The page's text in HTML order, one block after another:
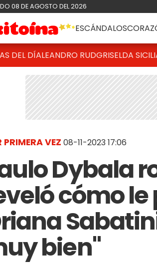
08 DE AGOSTO DEL 2026
ESCÁNDALOS
DEL DÍALEANDRO RUDGRISELDA
PRIMERA VEZ 08-11-2023 17:06
Dybala
cómo
bien"